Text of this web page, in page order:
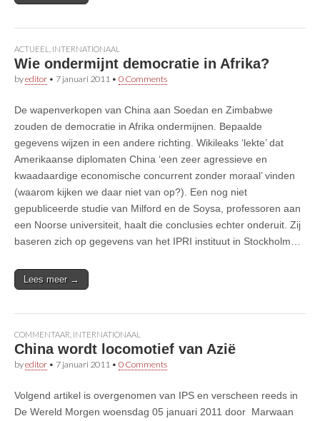
ACTUEEL INTERNATIONAAL
Wie ondermijnt democratie in Afrika?
byeditor • 7 januari 2011 • 0 Comments
De wapenverkopen van China aan Soedan en Zimbabwe
zouden de democratie in Afrika ondermijnen. Bepaalde
gegevens wijzen in een andere richting. Wikileaks ‘lekte’ dat
Amerikaanse diplomaten China ‘een zeer agressieve en
kwaadaardige economische concurrent zonder moraal’ vinden
(waarom kijken we daar niet van op?). Een nog niet
gepubliceerde studie van Milford en de Soysa, professoren aan
een Noorse universiteit, haalt die conclusies echter onderuit. Zij
baseren zich op gegevens van het IPRI instituut in Stockholm…
Lees meer →
COMMENTAAR INTERNATIONAAL
China wordt locomotief van Azië
byeditor • 7 januari 2011 • 0 Comments
Volgend artikel is overgenomen van IPS en verscheen reeds in
De Wereld Morgen woensdag 05 januari 2011 door Marwaan